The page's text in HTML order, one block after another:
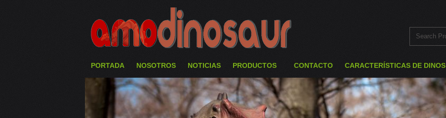
PORTADA NOSOTROS NOTICIAS PRODUCTOS CONTACTO CARACTERÍSTICAS DE DINOS